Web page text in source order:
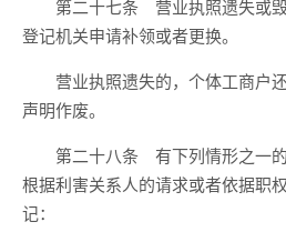
第二十七条 营业执照遗失或毁
登记机关申请补领或者更换。
营业执照遗失的，个体工商户
声明作废。
第二十八条 有下列情形之一的
根据利害关系人的请求或者依据职
记：